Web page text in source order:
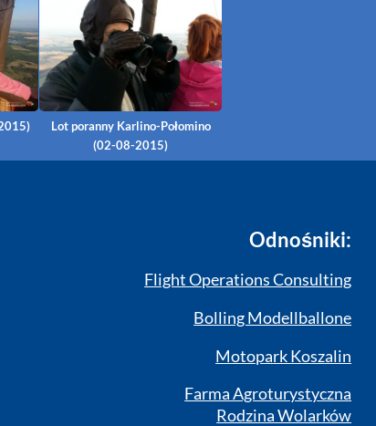
Lot poranny Karlino-Połomino
(02-08-2015)
Odnośniki:
Flight Operations Consulting
Bolling Modellballone
Motopark Koszalin
Farma Agroturystyczna
Rodzina Wolarków